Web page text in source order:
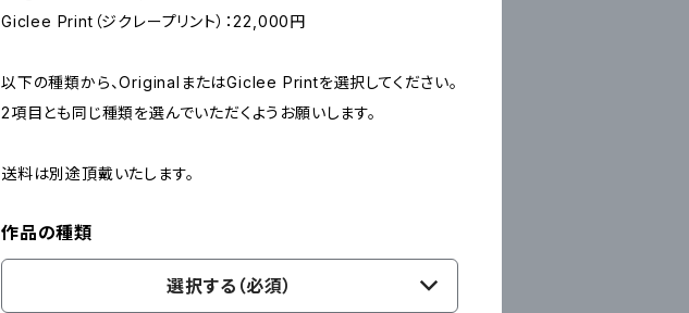
Giclee Print（ジクレープリント）：22,000円
以下の種類から、OriginalまたはGiclee Printを選択してください。
2項目とも同じ種類を選んでいただくようお願いします。
送料は別途頂戴いたします。
作品の種類
選択する（必須）